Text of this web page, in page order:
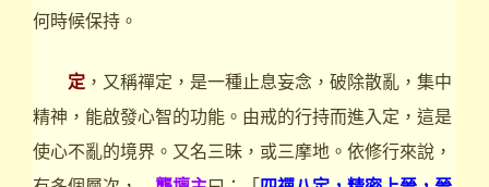
何時候保持。
定 ，又稱禪定，是一種止息妄念，破除散亂，集中
精神，能啟發心智的功能。由戒的行持而進入定，這是
使心不亂的境界。又名三昧，或三摩地。依修行來說，